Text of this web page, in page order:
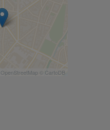
OpenStreetMap © CartoDB